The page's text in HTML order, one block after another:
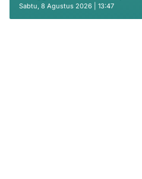
Sabtu, 8 Agustus 2026 | 13:47